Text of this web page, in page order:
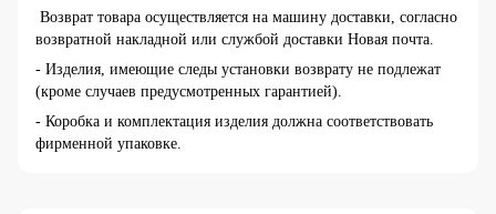
Возврат товара осуществляется на машину доставки, согласно
возвратной накладной или службой доставки Новая почта.
- Изделия, имеющие следы установки возврату не подлежат
(кроме случаев предусмотренных гарантией).
- Коробка и комплектация изделия должна соответствовать
фирменной упаковке.